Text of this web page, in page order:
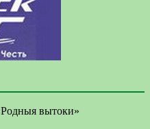
вытоки»